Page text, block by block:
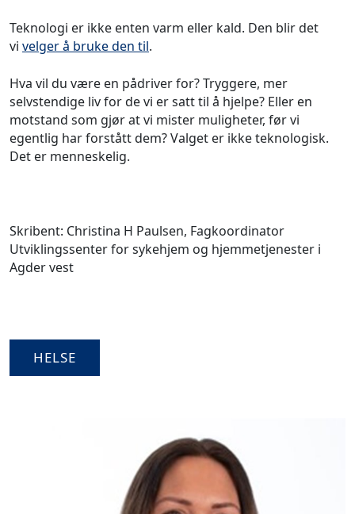
Teknologi er ikke enten varm eller kald. Den blir det
vi velger å bruke den til.
Hva vil du være en pådriver for? Tryggere, mer
selvstendige liv for de vi er satt til å hjelpe? Eller en
motstand som gjør at vi mister muligheter, før vi
egentlig har forstått dem? Valget er ikke teknologisk.
Det er menneskelig.
Skribent: Christina H Paulsen, Fagkoordinator
Utviklingssenter for sykehjem og hjemmetjenester i
Agder vest